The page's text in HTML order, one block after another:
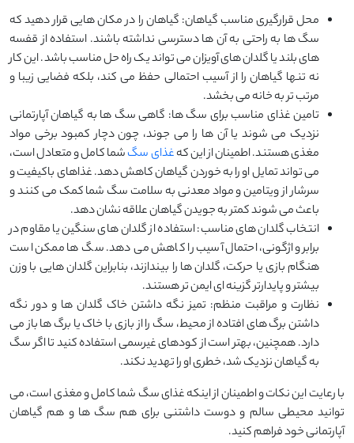
محل قرارگیری مناسب گیاهان: گیاهان را در مکان ‌هایی قرار دهید که
سگ ‌ها به ‌راحتی به آن ‌ها دسترسی نداشته باشند. استفاده از قفسه
‌های بلند یا گلدان ‌های آویزان می‌ تواند یک راه‌ حل مناسب باشد. این کار
نه ‌تنها گیاهان را از آسیب احتمالی حفظ می ‌کند، بلکه فضایی زیبا و
مرتب ‌تر به خانه می ‌بخشد.
تامین غذای مناسب برای سگ ها: گاهی سگ ‌ها به گیاهان آپارتمانی
نزدیک می ‌شوند یا آن ‌ها را می ‌جوند، چون دچار کمبود برخی مواد
مغذی هستند. اطمینان از این کهغذای سگشما کامل و متعادل است،
می‌ تواند تمایل او را به خوردن گیاهان کاهش دهد. غذاهای باکیفیت و
سرشار از ویتامین و مواد معدنی به سلامت سگ شما کمک می ‌کنند و
باعث می ‌شوند کمتر به جویدن گیاهان علاقه نشان دهد.
انتخاب گلدان های مناسب: استفاده از گلدان‌ های سنگین یا مقاوم در
برابر واژگونی، احتمال آسیب را کاهش می ‌دهد. سگ ‌ها ممکن است
هنگام بازی یا حرکت، گلدان ‌ها را بیندازند، بنابراین گلدان‌ هایی با وزن
بیشتر و پایدارتر گزینه ‌ای ایمن ‌تر هستند.
نظارت و مراقبت منظم: تمیز نگه ‌داشتن خاک گلدان‌ ها و دور نگه
داشتن برگ ‌های افتاده از محیط، سگ را از بازی با خاک یا برگ ‌ها باز می
‌دارد. همچنین، بهتر است از کودهای غیرسمی استفاده کنید تا اگر سگ
به گیاهان نزدیک شد، خطری او را تهدید نکند.
با رعایت این نکات و اطمینان از اینکه غذای سگ شما کامل و مغذی است، می
‌توانید محیطی سالم و دوست ‌داشتنی برای هم سگ ‌ها و هم گیاهان
آپارتمانی خود فراهم کنید.